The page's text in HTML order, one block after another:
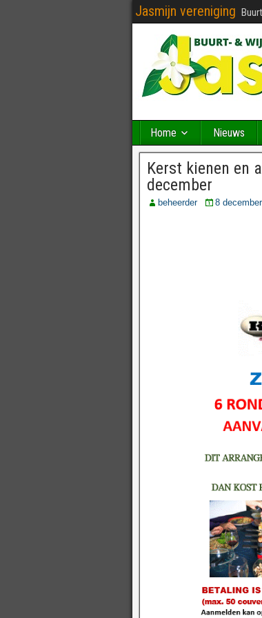
Jasmijn vereniging
Home Nieuws
Kerst kienen en
december
beheerder 8